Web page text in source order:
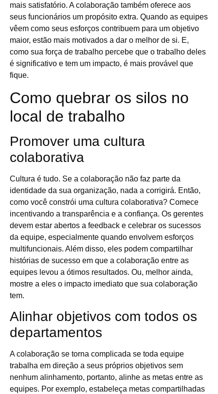
mais satisfatório. A colaboração também oferece aos
seus funcionários um propósito extra. Quando as equipes
vêem como seus esforços contribuem para um objetivo
maior, estão mais motivados a dar o melhor de si. E,
como sua força de trabalho percebe que o trabalho deles
é significativo e tem um impacto, é mais provável que
fique.
Como quebrar os silos no
local de trabalho
Promover uma cultura
colaborativa
Cultura é tudo. Se a colaboração não faz parte da
identidade da sua organização, nada a corrigirá. Então,
como você constrói uma cultura colaborativa? Comece
incentivando a transparência e a confiança. Os gerentes
devem estar abertos a feedback e celebrar os sucessos
da equipe, especialmente quando envolvem esforços
multifuncionais. Além disso, eles podem compartilhar
histórias de sucesso em que a colaboração entre as
equipes levou a ótimos resultados. Ou, melhor ainda,
mostre a eles o impacto imediato que sua colaboração
tem.
Alinhar objetivos com todos os
departamentos
A colaboração se torna complicada se toda equipe
trabalha em direção a seus próprios objetivos sem
nenhum alinhamento, portanto, alinhe as metas entre as
equipes. Por exemplo, estabeleça metas compartilhadas